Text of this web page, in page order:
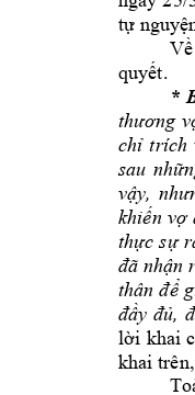
tự
Về
quyết.
*
thương
chỉ trích
sau
vậy,
khiến vợ
thực sự
đã nhận
thân để
đầy đủ,
lời khai
khai